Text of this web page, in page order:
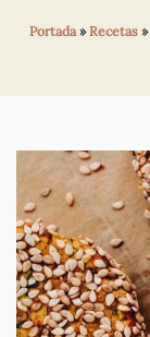
Portada»Recetas»